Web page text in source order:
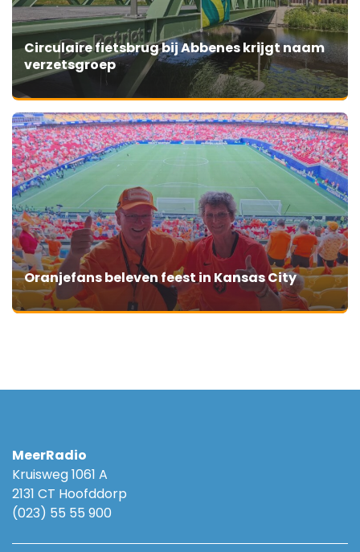
Circulaire fietsbrug bij Abbenes krijgt naam
verzetsgroep
Oranjefans beleven feest in Kansas City
MeerRadio
Kruisweg 1061 A
2131 CT Hoofddorp
(023) 55 55 900